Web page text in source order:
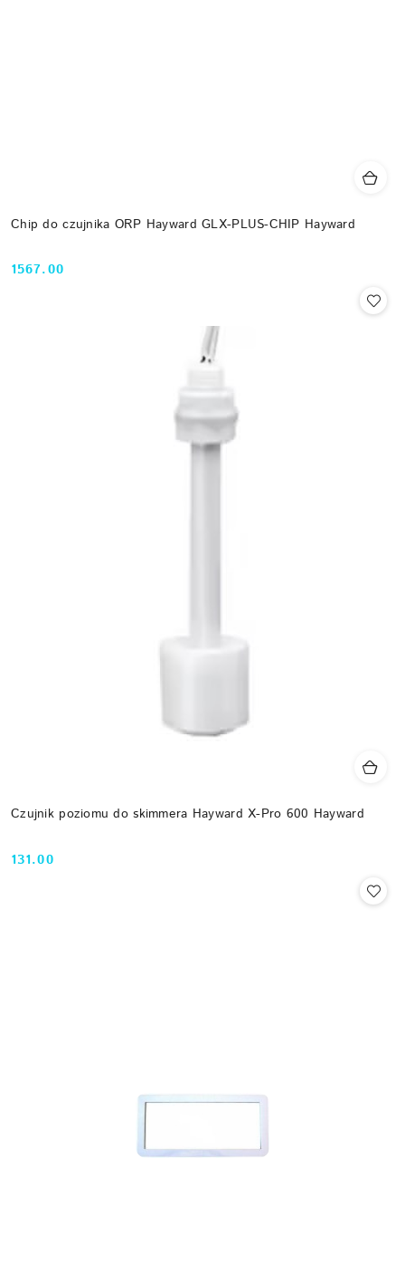
Chip do czujnika ORP Hayward GLX-PLUS-CHIP Hayward
Cena:
1567.00
Czujnik poziomu do skimmera Hayward X-Pro 600 Hayward
Cena:
131.00